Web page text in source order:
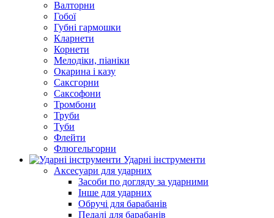
Валторни
Гобої
Губні гармошки
Кларнети
Корнети
Мелодіки, піаніки
Окарина і казу
Саксгорни
Саксофони
Тромбони
Труби
Туби
Флейти
Флюгельгорни
Ударні інструменти
Аксесуари для ударних
Засоби по догляду за ударними
Інше для ударних
Обручі для барабанів
Педалі для барабанів